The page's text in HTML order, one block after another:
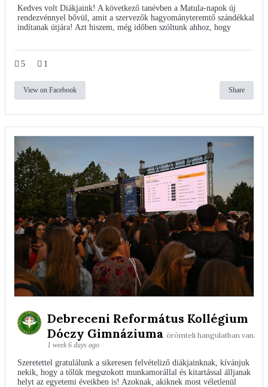
Kedves volt Diákjaink! A következő tanévben a Matula-napok új
rendezvénnyel bővül, amit a szervezők hagyományteremtő szándékkal
indítanak útjára! Azt hiszem, még időben szóltunk ahhoz, hogy
5 1
View on Facebook Share
Debreceni Református Kollégium
Dóczy Gimnáziuma örömteli hangulatban van.
1 week 6 days ago
Szeretettel gratulálunk a sikeresen felvételiző diákjainknak, kívánjuk
nekik, hogy a tőlük megszokott munkamorállal és kitartással álljanak
helyt az egyetemi éveikben is! Azoknak, akiknek most véletlenül